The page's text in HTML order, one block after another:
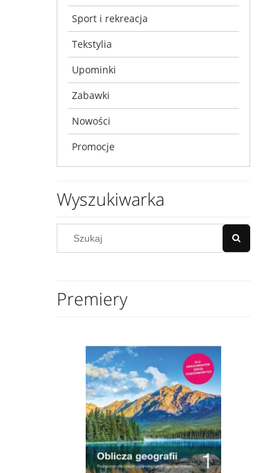
Sport i rekreacja
Tekstylia
Upominki
Zabawki
Nowości
Promocje
Wyszukiwarka
Premiery